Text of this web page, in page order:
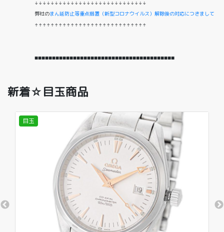
↓↓↓↓↓↓↓↓↓↓↓↓↓↓↓↓↓↓↓↓↓↓↓↓↓↓↓↓
弊社のまん延防止等重点措置（新型コロナウイルス）解除後の対応につきまして
↑↑↑↑↑↑↑↑↑↑↑↑↑↑↑↑↑↑↑↑↑↑↑↑↑↑↑↑
■■■■■■■■■■■■■■■■■■■■■■■■■■■■■■■■■■■■■■■■
新着☆目玉商品
目玉